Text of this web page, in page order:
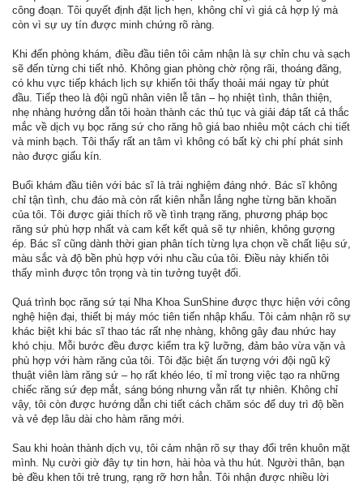
công đoạn. Tôi quyết định đặt lịch hẹn, không chỉ vì giá cả hợp lý mà
còn vì sự uy tín được minh chứng rõ ràng.
Khi đến phòng khám, điều đầu tiên tôi cảm nhận là sự chỉn chu và sạch
sẽ đến từng chi tiết nhỏ. Không gian phòng chờ rộng rãi, thoáng đãng,
có khu vực tiếp khách lịch sự khiến tôi thấy thoải mái ngay từ phút
đầu. Tiếp theo là đội ngũ nhân viên lễ tân – họ nhiệt tình, thân thiện,
nhẹ nhàng hướng dẫn tôi hoàn thành các thủ tục và giải đáp tất cả thắc
mắc về dịch vụ bọc răng sứ cho răng hô giá bao nhiêu một cách chi tiết
và minh bạch. Tôi thấy rất an tâm vì không có bất kỳ chi phí phát sinh
nào được giấu kín.
Buổi khám đầu tiên với bác sĩ là trải nghiệm đáng nhớ. Bác sĩ không
chỉ tận tình, chu đáo mà còn rất kiên nhẫn lắng nghe từng băn khoăn
của tôi. Tôi được giải thích rõ về tình trạng răng, phương pháp bọc
răng sứ phù hợp nhất và cam kết kết quả sẽ tự nhiên, không gượng
ép. Bác sĩ cũng dành thời gian phân tích từng lựa chọn về chất liệu sứ,
màu sắc và độ bền phù hợp với nhu cầu của tôi. Điều này khiến tôi
thấy mình được tôn trọng và tin tưởng tuyệt đối.
Quá trình bọc răng sứ tại Nha Khoa SunShine được thực hiện với công
nghệ hiện đại, thiết bị máy móc tiên tiến nhập khẩu. Tôi cảm nhận rõ sự
khác biệt khi bác sĩ thao tác rất nhẹ nhàng, không gây đau nhức hay
khó chịu. Mỗi bước đều được kiểm tra kỹ lưỡng, đảm bảo vừa vặn và
phù hợp với hàm răng của tôi. Tôi đặc biệt ấn tượng với đội ngũ kỹ
thuật viên làm răng sứ – họ rất khéo léo, tỉ mỉ trong việc tạo ra những
chiếc răng sứ đẹp mắt, sáng bóng nhưng vẫn rất tự nhiên. Không chỉ
vậy, tôi còn được hướng dẫn chi tiết cách chăm sóc để duy trì độ bền
và vẻ đẹp lâu dài cho hàm răng mới.
Sau khi hoàn thành dịch vụ, tôi cảm nhận rõ sự thay đổi trên khuôn mặt
mình. Nụ cười giờ đây tự tin hơn, hài hòa và thu hút. Người thân, bạn
bè đều khen tôi trẻ trung, rạng rỡ hơn hẳn. Tôi nhận được nhiều lời